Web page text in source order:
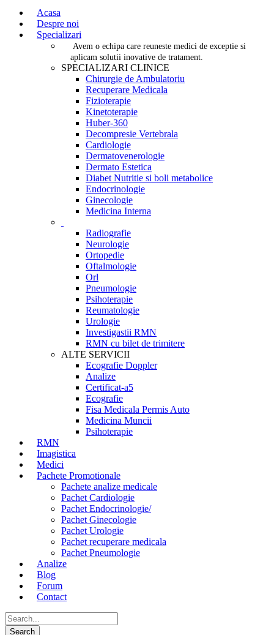
Acasa
Despre noi
Specializari
Avem o echipa care reuneste medici de exceptie si
aplicam solutii inovative de tratament.
SPECIALIZARI CLINICE
Chirurgie de Ambulatoriu
Recuperare Medicala
Fizioterapie
Kinetoterapie
Huber-360
Decompresie Vertebrala
Cardiologie
Dermatovenerologie
Dermato Estetica
Diabet Nutritie si boli metabolice
Endocrinologie
Ginecologie
Medicina Interna
Radiografie
Neurologie
Ortopedie
Oftalmologie
Orl
Pneumologie
Psihoterapie
Reumatologie
Urologie
Investigastii RMN
RMN cu bilet de trimitere
ALTE SERVICII
Ecografie Doppler
Analize
Certificat-a5
Ecografie
Fisa Medicala Permis Auto
Medicina Muncii
Psihoterapie
RMN
Imagistica
Medici
Pachete Promotionale
Pachete analize medicale
Pachet Cardiologie
Pachet Endocrinologie/
Pachet Ginecologie
Pachet Urologie
Pachet recuperare medicala
Pachet Pneumologie
Analize
Blog
Forum
Contact